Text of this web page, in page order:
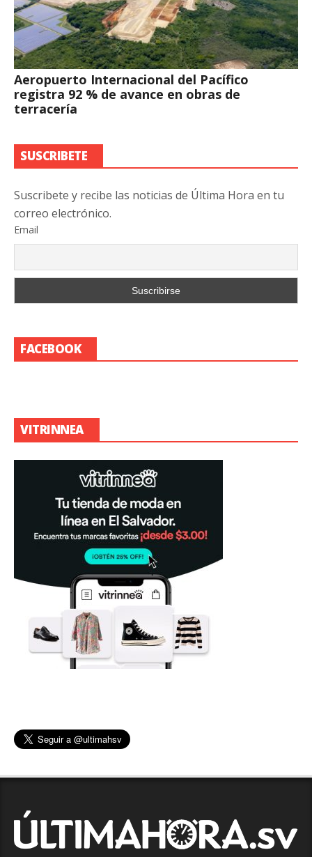
Aeropuerto Internacional del Pacífico
registra 92 % de avance en obras de
terracería
SUSCRIBETE
Suscribete y recibe las noticias de Última Hora en tu
correo electrónico.
Email
FACEBOOK
VITRINNEA